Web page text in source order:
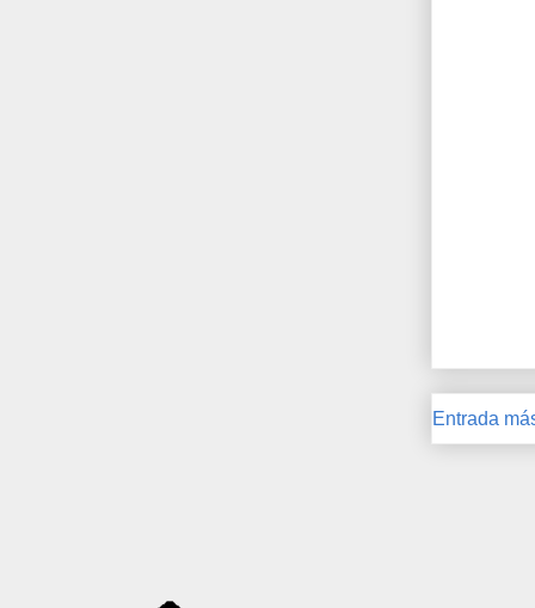
Entrada